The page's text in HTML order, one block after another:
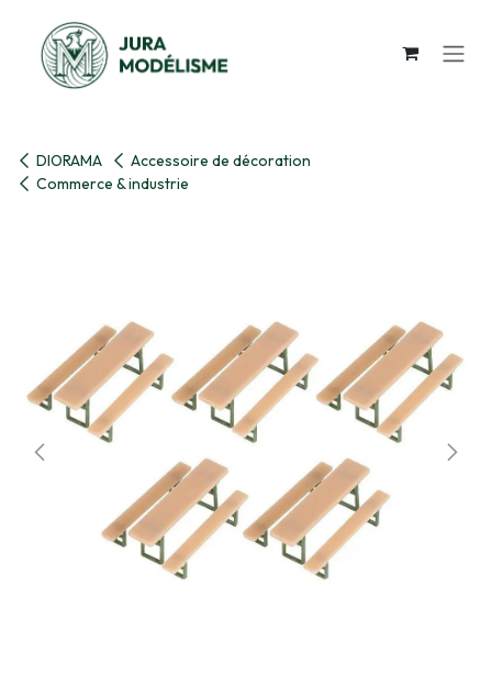
DIORAMA
Accessoire de décoration
Commerce & industrie